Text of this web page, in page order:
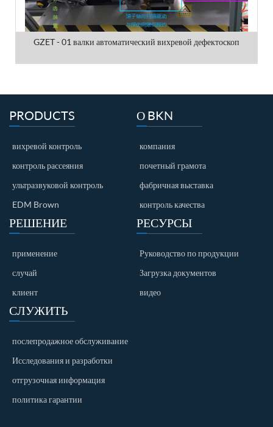
GZET - 01 валки автоматический вихревой дефектоскоп
PRODUCTS
вихревой контроль
контроль рассеяния
ультразвуковой контроль
EDM Brown
О BKN
компания
почетный грамота
фабричная выставка
контроль качества
РЕШЕНИЕ
применение
случай
клиент
РЕСУРСЫ
Руководство по продукции
Загрузка документов
видео
СЛУЖИТЬ
послепродажное обслуживание
Исследования и разработки
отгрузочная информация
политика гарантии